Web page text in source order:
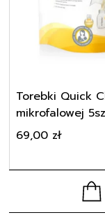
Torebki Quick
mikrofalowej
69,00 zł